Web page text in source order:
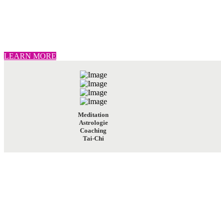
LEARN MORE
Meditation
Astrologie
Coaching
Tai-Chi